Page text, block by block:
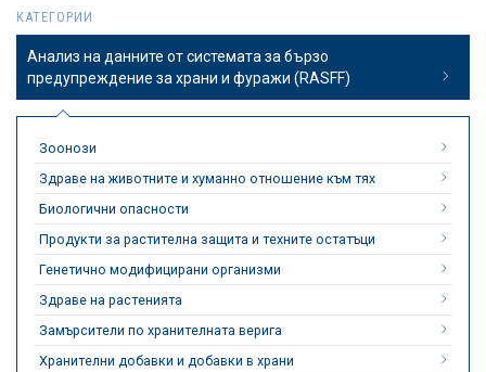
КАТЕГОРИИ
Анализ на данните от системата за бързо
предупреждение за храни и фуражи (RASFF)
Зоонози
Здраве на животните и хуманно отношение към тях
Биологични опасности
Продукти за растителна защита и техните остатъци
Генетично модифицирани организми
Здраве на растенията
Замърсители по хранителната верига
Хранителни добавки и добавки в храни